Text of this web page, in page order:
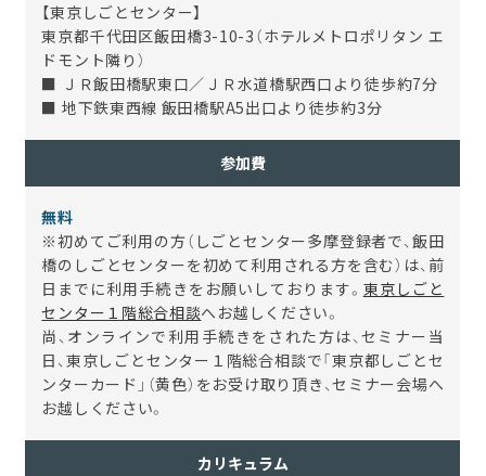
【東京しごとセンター】
東京都千代田区飯田橋3-10-3（ホテルメトロポリタン エ
ドモント隣り）
■ ＪＲ飯田橋駅東口／ＪＲ水道橋駅西口より徒歩約7分
■ 地下鉄東西線 飯田橋駅A5出口より徒歩約3分
参加費
無料
※初めてご利用の方（しごとセンター多摩登録者で、飯田
橋のしごとセンターを初めて利用される方を含む）は、前
日までに利用手続きをお願いしております。 東京しごと
センター１階総合相談へお越しください。
尚、オンラインで利用手続きをされた方は、セミナー当
日、東京しごとセンター１階総合相談で「東京都しごとセ
ンターカード」（黄色）をお受け取り頂き、セミナー会場へ
お越しください。
カリキュラム